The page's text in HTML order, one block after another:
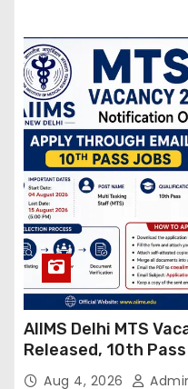
AIIMS Delhi MTS
Released, 10th
Through Email
Aug 4, 2026